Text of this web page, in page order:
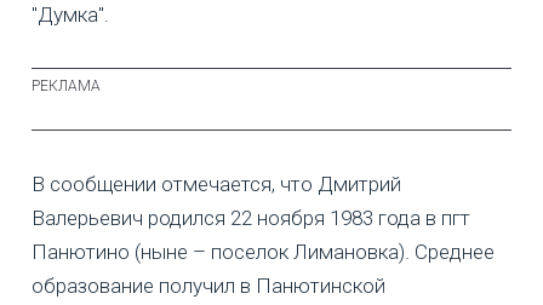
"Думка".
В сообщении отмечается, что Дмитрий
Валерьевич родился 22 ноября 1983 года в пгт
Панютино (ныне – поселок Лимановка). Среднее
образование получил в Панютинской